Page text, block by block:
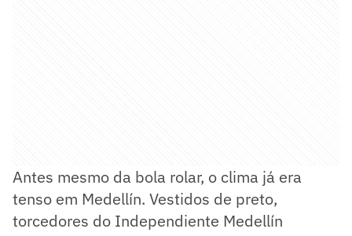
Antes mesmo da bola rolar, o clima já era
tenso em Medellín. Vestidos de preto,
torcedores do Independiente Medellín